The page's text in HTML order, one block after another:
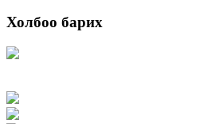
Холбоо барих